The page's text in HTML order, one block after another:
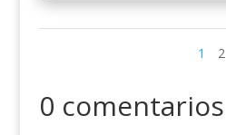
1 2
0 comentarios